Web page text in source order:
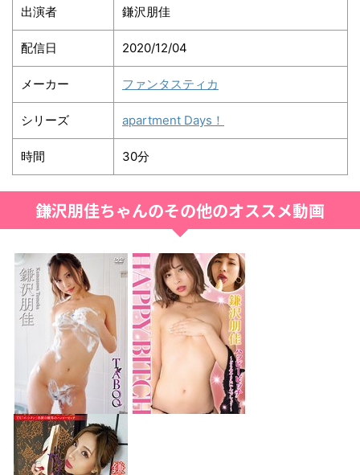
出演者 鎌沢朋佳
配信日 2020/12/04
メーカー ファンタスティカ
シリーズ apartment Days！
時間 30分
鎌沢朋佳ちゃんのその他のオススメ動画